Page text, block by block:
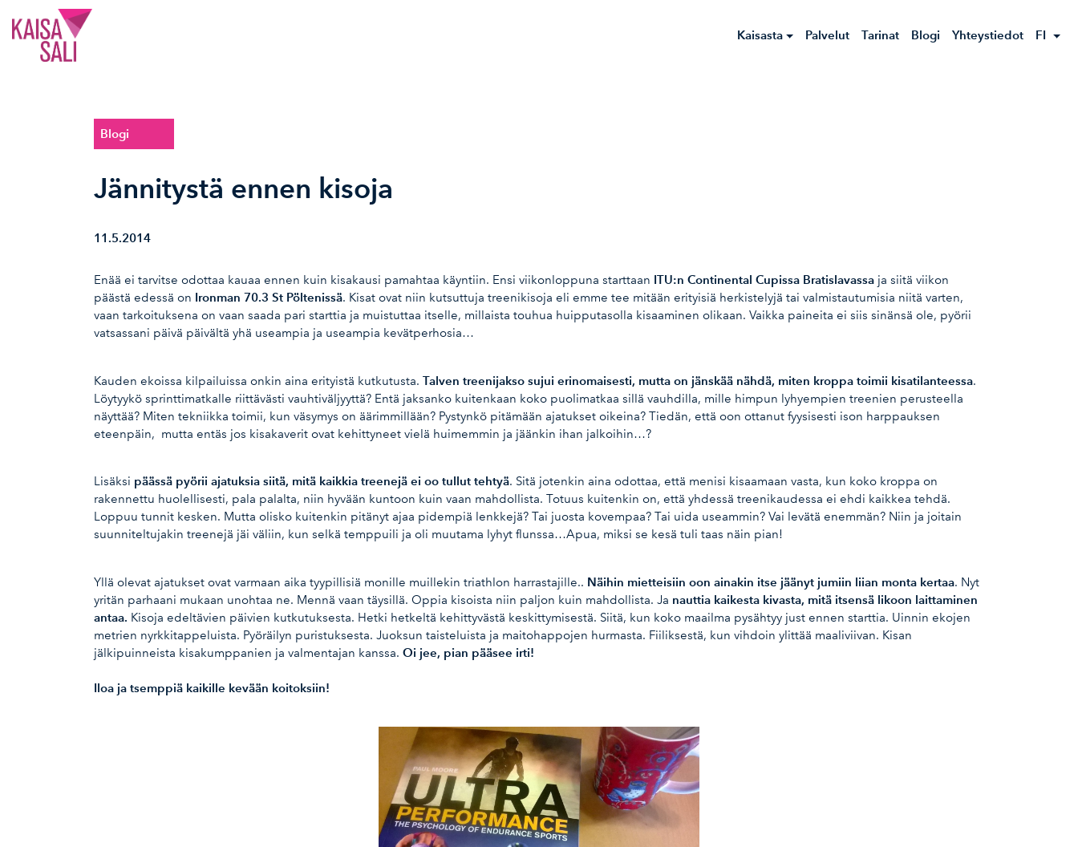
Kaisa Sali
Kaisasta Palvelut Tarinat Blogi Yhteystiedot FI
Blogi
Jännitystä ennen kisoja
11.5.2014
Enää ei tarvitse odottaa kauaa ennen kuin kisakausi pamahtaa käyntiin. Ensi viikonloppuna starttaan ITU:n Continental Cupissa Bratislavassa ja siitä viikon
päästä edessä on Ironman 70.3 St Pöltenissä. Kisat ovat niin kutsuttuja treenikisoja eli emme tee mitään erityisiä herkistelyjä tai valmistautumisia niitä varten,
vaan tarkoituksena on vaan saada pari starttia ja muistuttaa itselle, millaista touhua huipputasolla kisaaminen olikaan. Vaikka paineita ei siis sinänsä ole, pyörii
vatsassani päivä päivältä yhä useampia ja useampia kevätperhosia…
Kauden ekoissa kilpailuissa onkin aina erityistä kutkutusta. Talven treenijakso sujui erinomaisesti, mutta on jänskää nähdä, miten kroppa toimii kisatilanteessa.
Löytyykö sprinttimatkalle riittävästi vauhtiväljyyttä? Entä jaksanko kuitenkaan koko puolimatkaa sillä vauhdilla, mille himpun lyhyempien treenien perusteella
näyttää? Miten tekniikka toimii, kun väsymys on äärimmillään? Pystynkö pitämään ajatukset oikeina? Tiedän, että oon ottanut fyysisesti ison harppauksen
eteenpäin, mutta entäs jos kisakaverit ovat kehittyneet vielä huimemmin ja jäänkin ihan jalkoihin…?
Lisäksi päässä pyörii ajatuksia siitä, mitä kaikkia treenejä ei oo tullut tehtyä. Sitä jotenkin aina odottaa, että menisi kisaamaan vasta, kun koko kroppa on
rakennettu huolellisesti, pala palalta, niin hyvään kuntoon kuin vaan mahdollista. Totuus kuitenkin on, että yhdessä treenikaudessa ei ehdi kaikkea tehdä.
Loppuu tunnit kesken. Mutta olisko kuitenkin pitänyt ajaa pidempiä lenkkejä? Tai juosta kovempaa? Tai uida useammin? Vai levätä enemmän? Niin ja joitain
suunniteltujakin treenejä jäi väliin, kun selkä temppuili ja oli muutama lyhyt flunssa…Apua, miksi se kesä tuli taas näin pian!
Yllä olevat ajatukset ovat varmaan aika tyypillisiä monille muillekin triathlon harrastajille.. Näihin mietteisiin oon ainakin itse jäänyt jumiin liian monta kertaa. Nyt
yritän parhaani mukaan unohtaa ne. Mennä vaan täysillä. Oppia kisoista niin paljon kuin mahdollista. Ja nauttia kaikesta kivasta, mitä itsensä likoon laittaminen
antaa. Kisoja edeltävien päivien kutkutuksesta. Hetki hetkeltä kehittyvästä keskittymisestä. Siitä, kun koko maailma pysähtyy just ennen starttia. Uinnin ekojen
metrien nyrkkitappeluista. Pyöräilyn puristuksesta. Juoksun taisteluista ja maitohappojen hurmasta. Fiiliksestä, kun vihdoin ylittää maaliviivan. Kisan
jälkipuinneista kisakumppanien ja valmentajan kanssa. Oi jee, pian pääsee irti!
Iloa ja tsemppiä kaikille kevään koitoksiin!